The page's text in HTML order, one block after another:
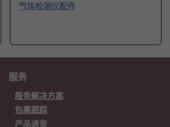
气体检测仪配件
服务
服务解决方案
包裹跟踪
产品退货